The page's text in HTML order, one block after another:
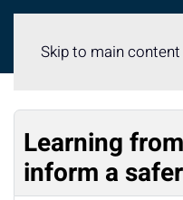
Skip to main content
Learning
inform a